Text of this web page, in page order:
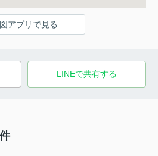
アプリで見る
LINEで共有する